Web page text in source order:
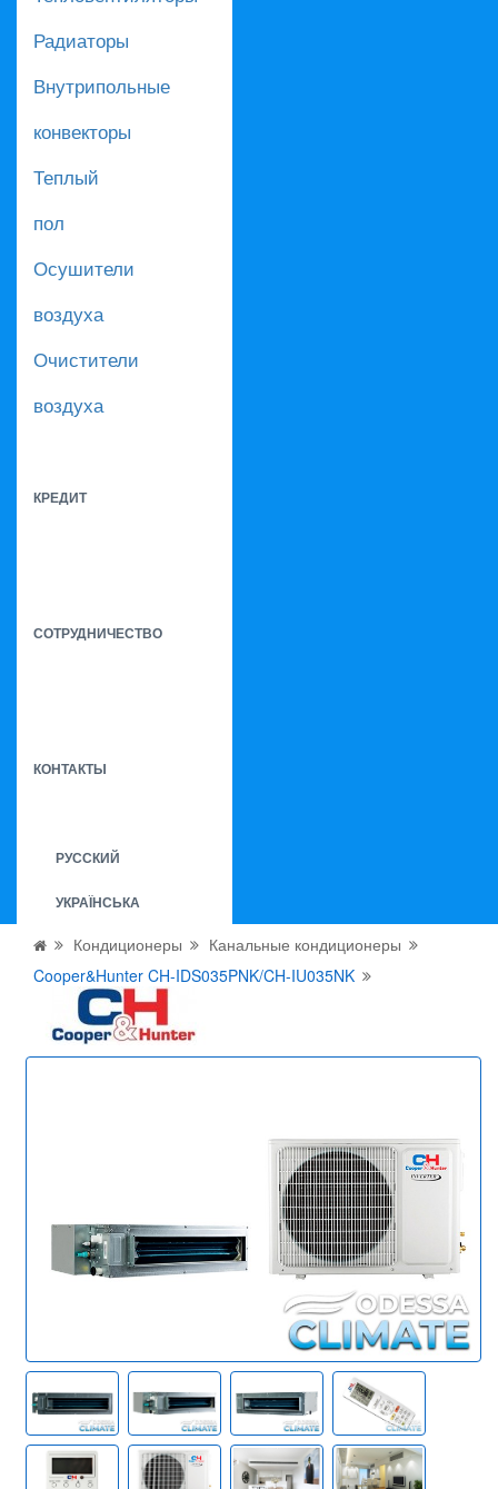
Радиаторы
Внутрипольные
конвекторы
Теплый
пол
Осушители
воздуха
Очистители
воздуха
КРЕДИТ
СОТРУДНИЧЕСТВО
КОНТАКТЫ
РУССКИЙ
УКРАЇНСЬКА
Кондиционеры
Канальные кондиционеры
Cooper&Hunter CH-IDS035PNK/CH-IU035NK